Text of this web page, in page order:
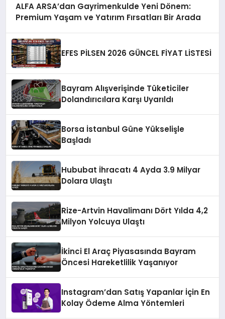
ALFA ARSA’dan Gayrimenkulde Yeni Dönem:
Premium Yaşam ve Yatırım Fırsatları Bir Arada
EFES PİLSEN 2026 GÜNCEL FİYAT LİSTESİ
Bayram Alışverişinde Tüketiciler
Dolandırıcılara Karşı Uyarıldı
Borsa İstanbul Güne Yükselişle
Başladı
Hububat İhracatı 4 Ayda 3.9 Milyar
Dolara Ulaştı
Rize-Artvin Havalimanı Dört Yılda 4,2
Milyon Yolcuya Ulaştı
İkinci El Araç Piyasasında Bayram
Öncesi Hareketlilik Yaşanıyor
Instagram’dan Satış Yapanlar İçin En
Kolay Ödeme Alma Yöntemleri